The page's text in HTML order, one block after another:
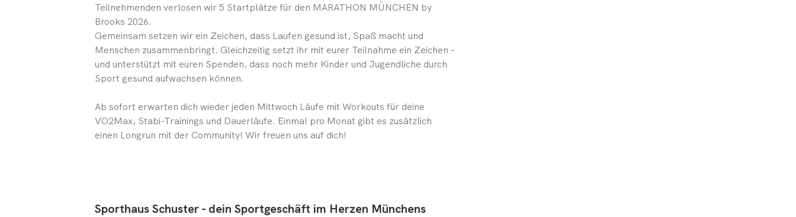
Teilnehmenden verlosen wir 5 Startplätze für den MARATHON MÜNCHEN by
Brooks 2026.
Gemeinsam setzen wir ein Zeichen, dass Laufen gesund ist, Spaß macht und
Menschen zusammenbringt. Gleichzeitig setzt ihr mit eurer Teilnahme ein Zeichen –
und unterstützt mit euren Spenden, dass noch mehr Kinder und Jugendliche durch
Sport gesund aufwachsen können.
Ab sofort erwarten dich wieder jeden Mittwoch Läufe mit Workouts für deine
VO2Max, Stabi-Trainings und Dauerläufe. Einmal pro Monat gibt es zusätzlich
einen Longrun mit der Community! Wir freuen uns auf dich!
SporthausSchuster- dein Sportgeschäft im Herzen Münchens